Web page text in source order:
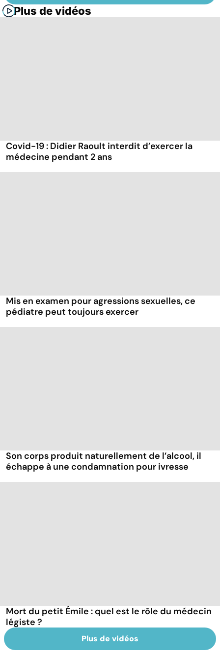
Plus de vidéos
Covid-19 : Didier Raoult interdit d’exercer la
médecine pendant 2 ans
Mis en examen pour agressions sexuelles, ce
pédiatre peut toujours exercer
Son corps produit naturellement de l’alcool, il
échappe à une condamnation pour ivresse
Mort du petit Émile : quel est le rôle du médecin
légiste ?
Plus de vidéos